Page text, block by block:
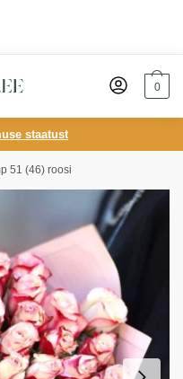
0
staatust
51 (46) roosi